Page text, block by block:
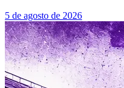
5 de agosto de 2026